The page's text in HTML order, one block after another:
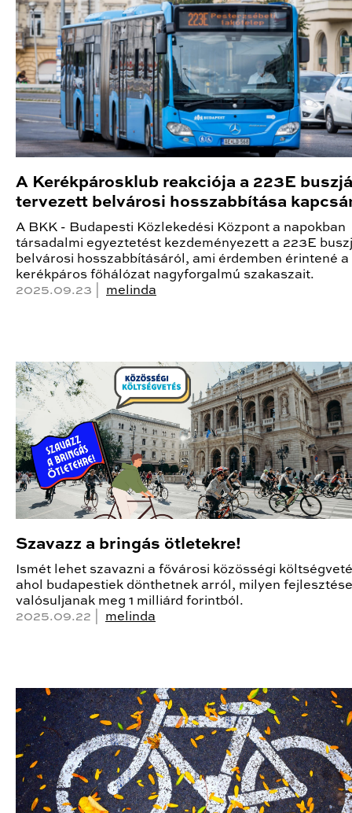
A Kerékpárosklub reakciója a 223E
tervezett belvárosi hosszabbítása
A BKK - Budapesti Közlekedési Központ a napokban
társadalmi egyeztetést kezdeményezett a 223E
belvárosi hosszabbításáról, ami érdemben érintené a
kerékpáros főhálózat nagyforgalmú szakaszait.
2025.09.23 | melinda
Szavazz a bringás ötletekre!
Ismét lehet szavazni a fővárosi közösségi
ahol budapestiek dönthetnek arról, milyen
valósuljanak meg 1 milliárd forintból.
2025.09.22 | melinda